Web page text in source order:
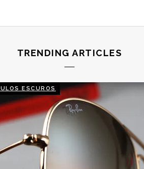
TRENDING ARTICLES
ESCUROS